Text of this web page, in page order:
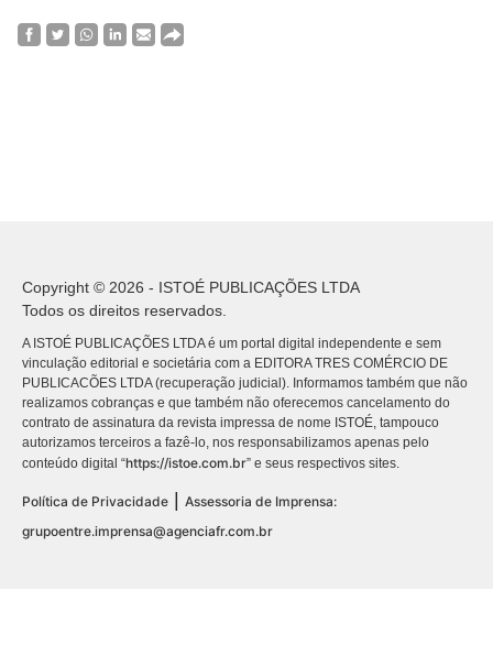
Copyright © 2026 - ISTOÉ PUBLICAÇÕES LTDA
Todos os direitos reservados.
A ISTOÉ PUBLICAÇÕES LTDA é um portal digital independente e sem
vinculação editorial e societária com a EDITORA TRES COMÉRCIO DE
PUBLICACÕES LTDA (recuperação judicial). Informamos também que não
realizamos cobranças e que também não oferecemos cancelamento do
contrato de assinatura da revista impressa de nome ISTOÉ, tampouco
autorizamos terceiros a fazê-lo, nos responsabilizamos apenas pelo
conteúdo digital “https://istoe.com.br” e seus respectivos sites.
Política de Privacidade
Assessoria de Imprensa:
grupoentre.imprensa@agenciafr.com.br